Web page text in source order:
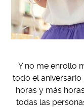
Y no me enrollo
todo el
horas y más
todas las